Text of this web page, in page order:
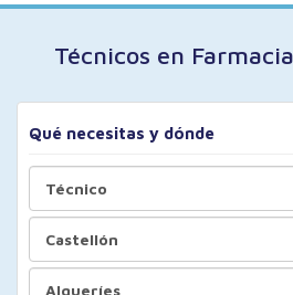
PORQUÉ FARMACIAS.JOBS
BLOGTécnicos en
Qué necesitas y dónde